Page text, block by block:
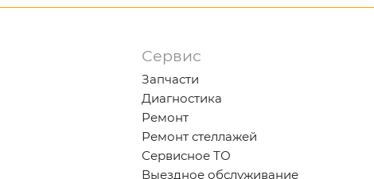
Сервис
Запчасти
Диагностика
Ремонт
Ремонт стеллажей
Сервисное ТО
Выездное обслуживание